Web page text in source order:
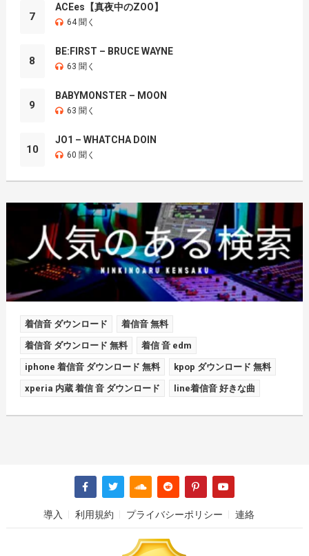
7
ACEes【真夜中のZOO】
64 聞く
8
BE:FIRST – BRUCE WAYNE
63 聞く
9
BABYMONSTER – MOON
63 聞く
10
JO1 – WHATCHA DOIN
60 聞く
着信音 ダウンロード 着信音 無料
着信音 ダウンロード 無料 着信 音 edm
iphone 着信音 ダウンロード 無料 kpop ダウンロード 無料
xperia 内蔵 着信 音 ダウンロード line着信音 好きな曲
導入 利用規約 プライバシーポリシー 連絡